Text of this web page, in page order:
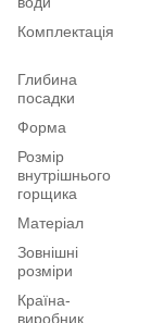
Комплектація
Глибина
посадки
Форма
Розмір
внутрішнього
горщика
Матеріал
Зовнішні
розміри
Країна-
виробник